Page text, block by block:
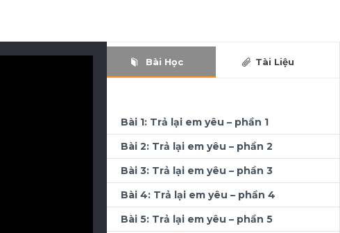
Bài Học Tài Liệu
Bài 1: Trả lại em yêu – phần 1
Bài 2: Trả lại em yêu – phần 2
Bài 3: Trả lại em yêu – phần 3
Bài 4: Trả lại em yêu – phần 4
Bài 5: Trả lại em yêu – phần 5